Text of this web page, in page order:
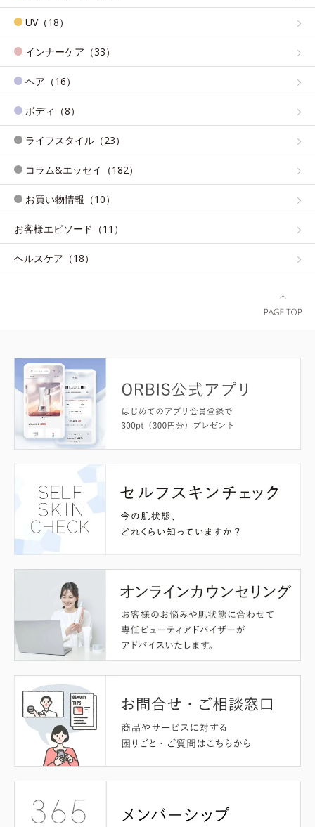
UV（18）
インナーケア（33）
ヘア（16）
ボディ（8）
ライフスタイル（23）
コラム&エッセイ（182）
お買い物情報（10）
お客様エピソード（11）
ヘルスケア（18）